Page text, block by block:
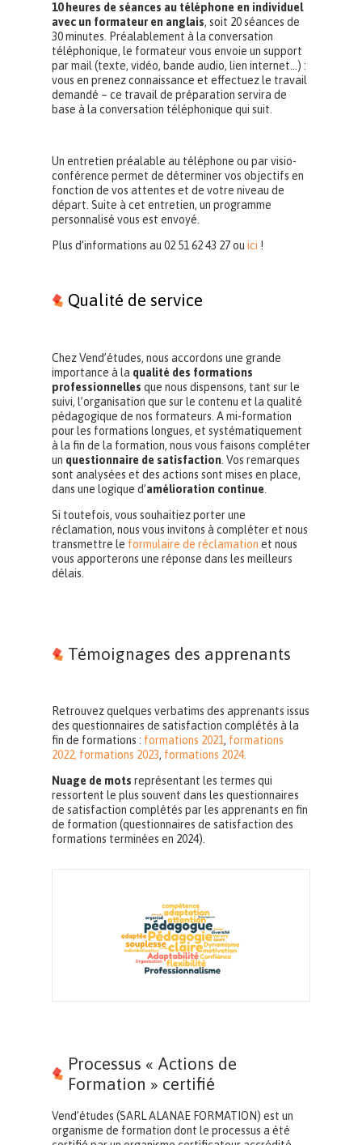
10 heures de séances au téléphone en individuel
avec un formateur en anglais, soit 20 séances de
30 minutes. Préalablement à la conversation
téléphonique, le formateur vous envoie un support
par mail (texte, vidéo, bande audio, lien internet…) :
vous en prenez connaissance et effectuez le travail
demandé – ce travail de préparation servira de
base à la conversation téléphonique qui suit.
Un entretien préalable au téléphone ou par visio-
conférence permet de déterminer vos objectifs en
fonction de vos attentes et de votre niveau de
départ. Suite à cet entretien, un programme
personnalisé vous est envoyé.
Plus d’informations au 02 51 62 43 27 ou ici !
Qualité de service
Chez Vend’études, nous accordons une grande
importance à la qualité des formations
professionnelles que nous dispensons, tant sur le
suivi, l’organisation que sur le contenu et la qualité
pédagogique de nos formateurs. A mi-formation
pour les formations longues, et systématiquement
à la fin de la formation, nous vous faisons compléter
un questionnaire de satisfaction. Vos remarques
sont analysées et des actions sont mises en place,
dans une logique d’amélioration continue
Si toutefois, vous souhaitiez porter une
réclamation, nous vous invitons à compléter et nous
transmettre le formulaire de réclamation et nous
vous apporterons une réponse dans les meilleurs
délais.
Témoignages des apprenants
Retrouvez quelques verbatims des apprenants issus
des questionnaires de satisfaction complétés à la
fin de formations : formations 2021 , formations
2022, formations 2023, formations 2024.
Nuage de mots représentant les termes qui
ressortent le plus souvent dans les questionnaires
de satisfaction complétés par les apprenants en fin
de formation (questionnaires de satisfaction des
formations terminées en 2024).
Processus « Actions de
Formation » certifié
Vend’études (SARL ALANAE FORMATION) est un
organisme de formation dont le processus a été